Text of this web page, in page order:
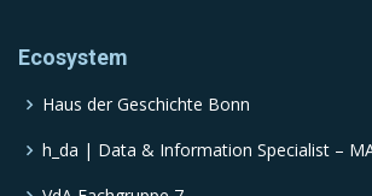
Ecosystem
Haus der Geschichte Bonn
h_da | Data & Information Specialist –